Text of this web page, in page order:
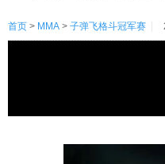
首页 > MMA > 子弹飞格斗冠军赛